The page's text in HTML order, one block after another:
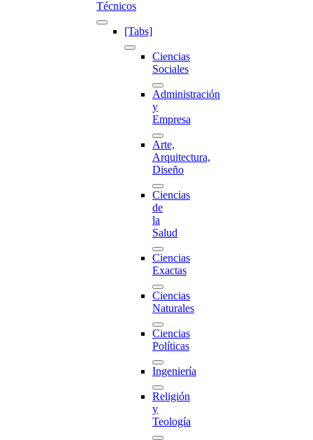
Técnicos
[Tabs]
Ciencias
Sociales
Administración
y
Empresa
Arte,
Arquitectura,
Diseño
Ciencias
de
la
Salud
Ciencias
Exactas
Ciencias
Naturales
Ciencias
Políticas
Ingeniería
Religión
y
Teología